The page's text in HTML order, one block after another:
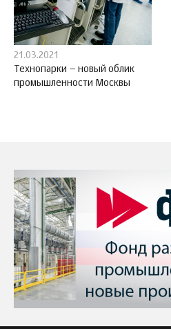
21.03.2021
Технопарки – новый облик
промышленности Москвы